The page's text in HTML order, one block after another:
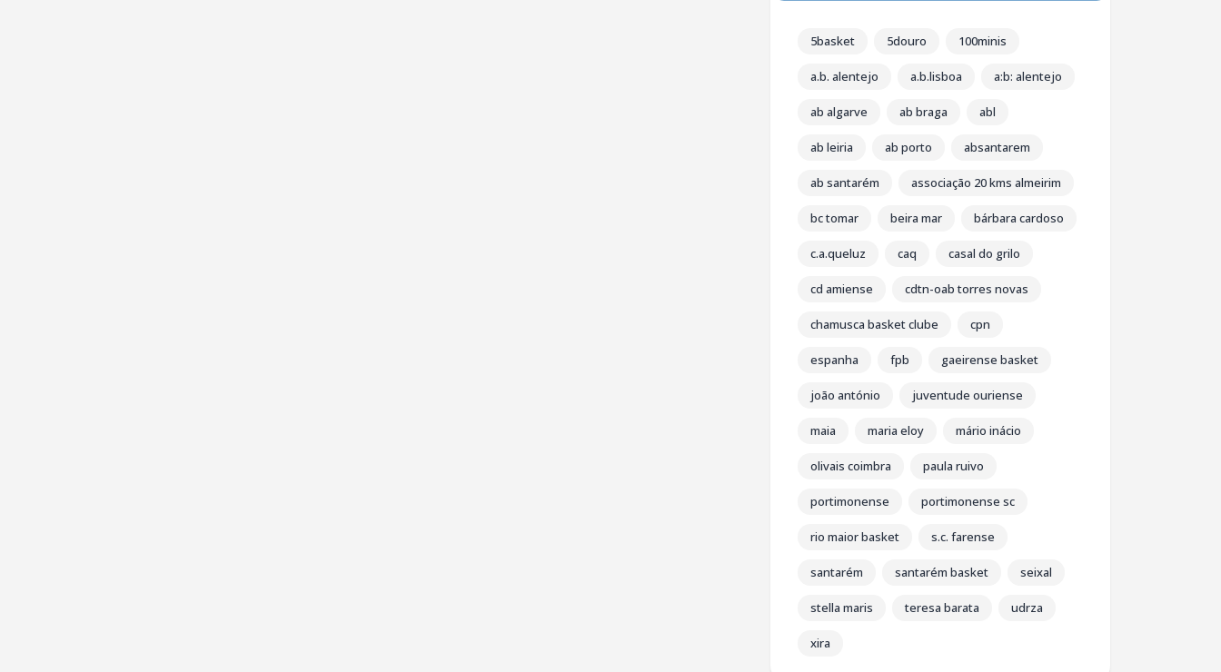
5basket 5douro 100minis
a.b. alentejo a.b.lisboa a:b: alentejo
ab algarve ab braga abl
ab leiria ab porto absantarem
ab santarém associação 20 kms almeirim
bc tomar beira mar bárbara cardoso
c.a.queluz caq casal do grilo
cd amiense cdtn-oab torres novas
chamusca basket clube cpn
espanha fpb gaeirense basket
joão antónio juventude ouriense
maia maria eloy mário inácio
olivais coimbra paula ruivo
portimonense portimonense sc
rio maior basket s.c. farense
santarém santarém basket seixal
stella maris teresa barata udrza
xira